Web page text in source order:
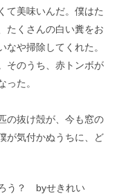
て美味いんだ。僕はた
たくさんの白い糞をお
や掃除してくれた。
そのうち、赤トンボが
った。
の抜け殻が、今も窓の
が気付かぬうちに、ど
う？ byせきれい